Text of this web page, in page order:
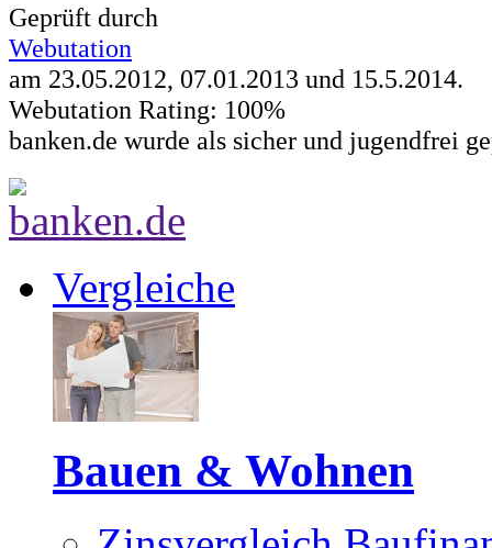
Geprüft durch
Webutation
am 23.05.2012, 07.01.2013 und 15.5.2014.
Webutation Rating: 100%
banken.de wurde als sicher und jugendfrei
Vergleiche
Bauen & Wohnen